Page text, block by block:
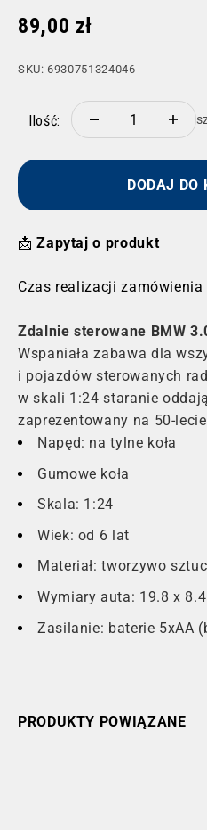
Cena promocyjna
89,00 zł
SKU: 6930751324046
Ilość:
DODAJ DO
📩Zapytaj o produkt
Czas realizacji
Zdalnie sterowane BMW
Wspaniała zabawa dla
i pojazdów sterowanych
w skali 1:24 staranie
zaprezentowany na 50-
Napęd: na tylne koła
Gumowe koła
Skala: 1:24
Wiek: od 6 lat
Materiał: tworzywo
Wymiary auta: 19.8 x
Zasilanie: baterie 5xAA
PRODUKTY POWIĄZANE